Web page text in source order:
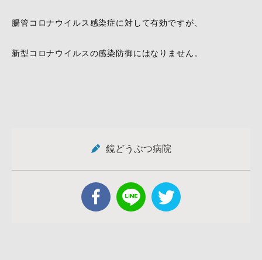
腸管コロナウイルス感染症に対して有効ですが、
新型コロナウイルスの感染防御にはなりません。
鏡どうぶつ病院